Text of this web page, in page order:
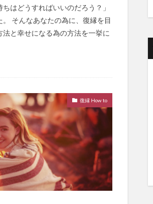
はどうすればいいのだろう？」
。 そんなあなたの為に、復縁を目
と幸せになる為の方法を一挙に
復縁 How to